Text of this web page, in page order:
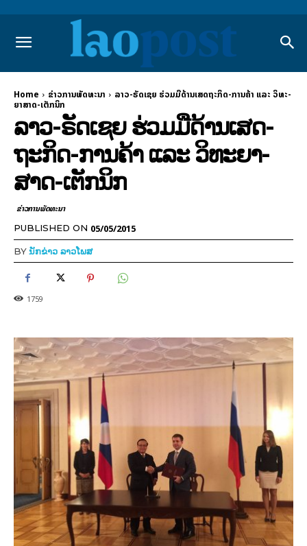
Home ຂ່າວການພັດທະນາ
ລາວ-ຣັດ​ເຊຍ ຮ່ວມ​ມື​ດ້ານ​ເສດ­ຖະ­ກິດ-ການ​ຄ້າ ແລະ ວິ­ທະ­
ຍາ­ສາດ-ເຕັກ­ນິກ
ລາວ-ຣັດ​ເຊຍ ຮ່ວມ​ມື​ດ້ານ​ເສດ­
ຖະ­ກິດ-ການ​ຄ້າ ແລະ ວິ­ທະ­ຍາ­
ສາດ-ເຕັກ­ນິກ
ຂ່າວການພັດທະນາ
PUBLISHED ON 05/05/2015
BYນັກຂ່າວ ລາວໂພສ
1759